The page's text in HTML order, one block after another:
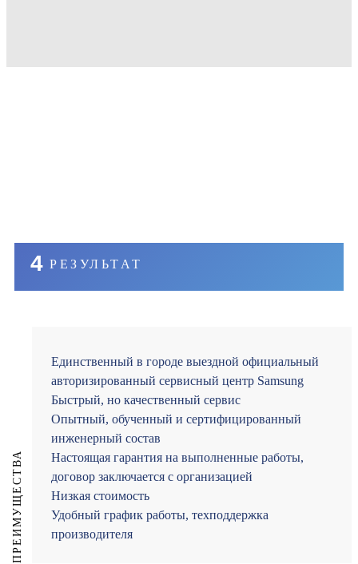
4 РЕЗУЛЬТАТ
ПРЕИМУЩЕСТВА
Единственный в городе выездной официальный
авторизированный сервисный центр Samsung
Быстрый, но качественный сервис
Опытный, обученный и сертифицированный
инженерный состав
Настоящая гарантия на выполненные работы,
договор заключается с организацией
Низкая стоимость
Удобный график работы, техподдержка
производителя